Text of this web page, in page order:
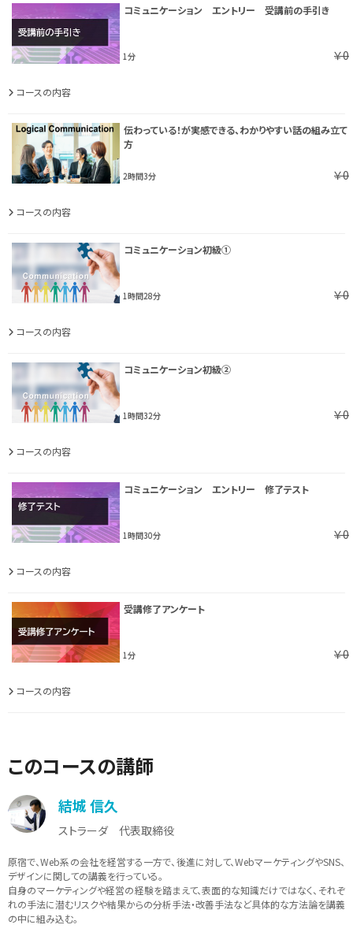
コミュニケーション エントリー 受講前の手引き
1分 ￥0
コースの内容
伝わっている！が実感できる、わかりやすい話の組み立て
方
2時間3分 ￥0
コースの内容
コミュニケーション初級①
1時間28分 ￥0
コースの内容
コミュニケーション初級②
1時間32分 ￥0
コースの内容
コミュニケーション エントリー 修了テスト
1時間30分 ￥0
コースの内容
受講修了アンケート
1分 ￥0
コースの内容
このコースの講師
結城 信久
ストラーダ 代表取締役
原宿で、Web系の会社を経営する一方で、後進に対して、WebマーケティングやSNS、
デザインに関しての講義を行っている。
自身のマーケティングや経営の経験を踏まえて、表面的な知識だけではなく、それぞ
れの手法に潜むリスクや結果からの分析手法・改善手法など具体的な方法論を講義
の中に組み込む。